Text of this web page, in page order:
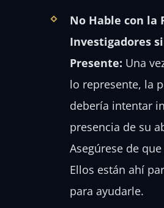
No Hable con la
Investigadores
Presente: Una
lo represente, la
debería intentar
presencia de su
Asegúrese de
Ellos están ahí
para ayudarle.